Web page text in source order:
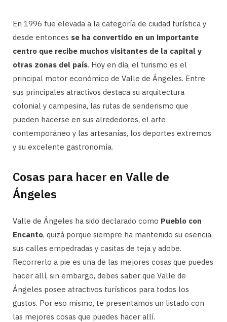
En 1996 fue elevada a la categoría de ciudad turística y
desde entonces se ha convertido en un importante
centro que recibe muchos visitantes de la capital y
otras zonas del país. Hoy en día, el turismo es el
principal motor económico de Valle de Ángeles. Entre
sus principales atractivos destaca su arquitectura
colonial y campesina, las rutas de senderismo que
pueden hacerse en sus alrededores, el arte
contemporáneo y las artesanías, los deportes extremos
y su excelente gastronomía.
Cosas para hacer en Valle de
Ángeles
Valle de Ángeles ha sido declarado como Pueblo con
Encanto, quizá porque siempre ha mantenido su esencia,
sus calles empedradas y casitas de teja y adobe.
Recorrerlo a pie es una de las mejores cosas que puedes
hacer allí, sin embargo, debes saber que Valle de
Ángeles posee atractivos turísticos para todos los
gustos. Por eso mismo, te presentamos un listado con
las mejores cosas que puedes hacer allí.